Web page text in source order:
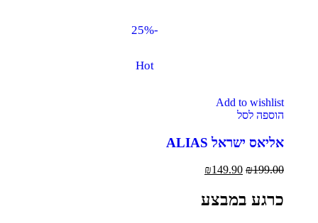
-25%
Hot
Add to wishlist
הוספה לסל
אליאס ישראל ALIAS
₪199.00
₪149.90
כרגע במבצע